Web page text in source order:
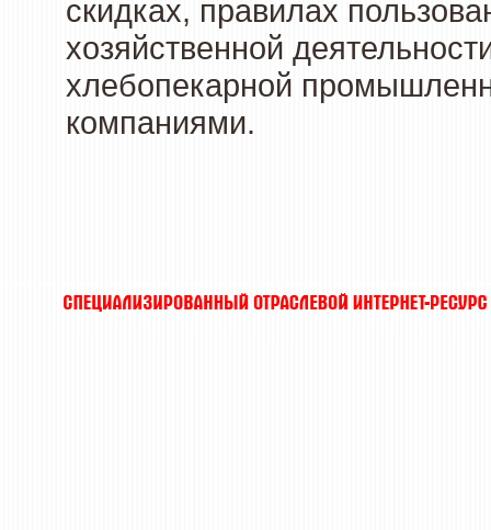
скидках, правилах
хозяйственной
хлебопекарной
компаниями.